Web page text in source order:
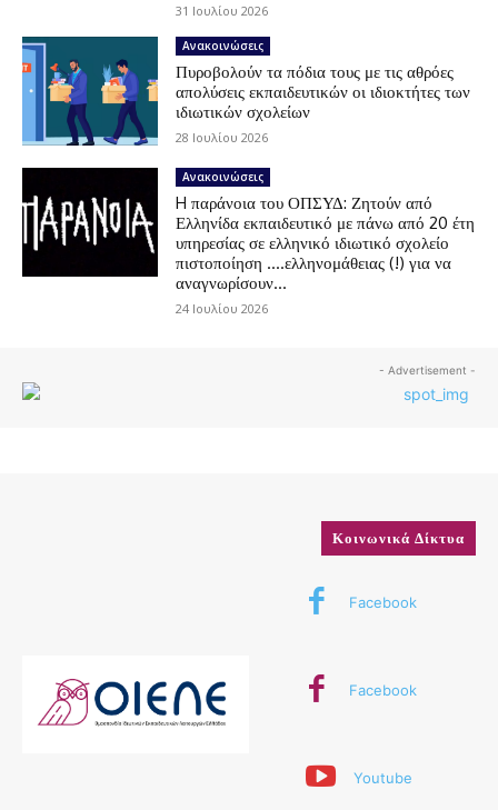
31 Ιουλίου 2026
Ανακοινώσεις
Πυροβολούν τα πόδια τους με τις αθρόες
απολύσεις εκπαιδευτικών οι ιδιοκτήτες των
ιδιωτικών σχολείων
28 Ιουλίου 2026
Ανακοινώσεις
H παράνοια του ΟΠΣΥΔ: Ζητούν από
Ελληνίδα εκπαιδευτικό με πάνω από 20 έτη
υπηρεσίας σε ελληνικό ιδιωτικό σχολείο
πιστοποίηση ….ελληνομάθειας (!) για να
αναγνωρίσουν...
24 Ιουλίου 2026
- Advertisement -
Κοινωνικά Δίκτυα
Facebook
Facebook
Youtube